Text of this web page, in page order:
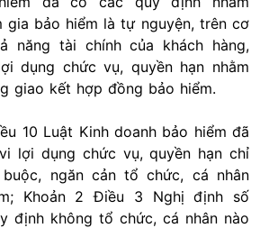
gia bảo hiểm là tự nguyện, trên cơ
năng tài chính của khách hàng,
dụng chức vụ, quyền hạn nhằm
giao kết hợp đồng bảo hiểm.
10 Luật Kinh doanh bảo hiểm đã
lợi dụng chức vụ, quyền hạn chỉ
ngăn cản tổ chức, cá nhân
Khoản 2 Điều 3 Nghị định số
định không tổ chức, cá nhân nào